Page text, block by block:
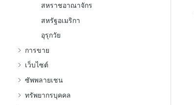
สหราชอาณาจักร
สหรัฐอเมริกา
อุรุกวัย
การขาย
เว็บไซต์
ซัพพลายเชน
ทรัพยากรบุคคล